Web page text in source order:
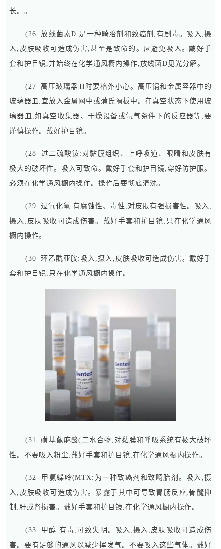
长。。
(26 放线菌素D:是一种畸胎剂和致癌剂,有剧毒。吸入,摄
入,皮肤吸收可造成伤害,甚至是致命的。应避免吸入。戴好手
套和护目镜,并始终在化学通风橱内操作,放线菌D见光分解。
(27 高压玻璃器皿时要格外小心。高压锅和金属容器中的
玻璃器皿,宜放入金属网中或蒲氏隔板中。在真空状态下使用玻
璃器皿,如真空收集器、干燥设备或氩气条件下的反应器等,要
谨慎操作。戴好护目镜。
(28 过二硫酸铵:对黏膜组织、上呼吸道、眼睛和皮肤有
极大的破坏性。吸入可致命。戴好手套和护目镜,穿好防护服。
必须在化学通风橱内操作。操作后要彻底清洗。
(29 过氧化氢:有腐蚀性、毒性,对皮肤有强损害性。吸入,
摄入,皮肤吸收可造成伤害。戴好手套和护目镜,只在化学通风
橱内操作。
(30 环乙酰亚胺:吸入,摄入,皮肤吸收可造成伤害。戴好手
套和护目镜,只在化学通风橱内操作。
(31 磺基蓖麻酸(二水合物;对黏膜和呼吸系统有极大破坏
性。不要吸入粉尘,戴好手套和护目镜,在化学通风橱内操作。
(32 甲氨蝶呤(MTX:为一种致癌剂和致畸胎剂。吸入,摄
入,皮肤吸收可造成伤害。暴露于其中可导致胃肠反应,骨髓抑
制,肝或肾损害。戴好手套和护目镜,在化学通风橱内操作。
(33 甲醇:有毒,可致失明。吸入,摄入,皮肤吸收可造成伤
害。要有足够的通风以减少挥发气。不要吸入这些气体。戴好